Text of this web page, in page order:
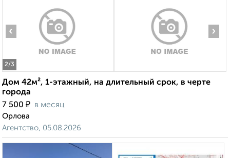
2/3
‹ ›
Дом 42м², 1-этажный, на длительный срок, в черте
города
7 500 ₽ в месяц
Орлова
Агентство, 05.08.2026